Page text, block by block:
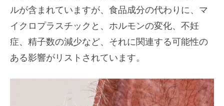
ルが含まれていますが、食品成分の代わりに、マ
イクロプラスチックと、ホルモンの変化、不妊
症、精子数の減少など、それに関連する可能性の
ある影響がリストされています。